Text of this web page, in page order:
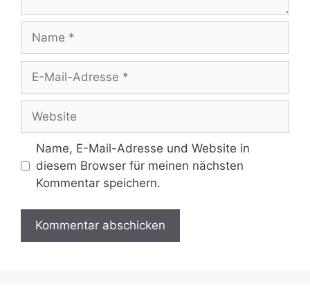
Mail-
Adresse
Name, E-Mail-Adresse und Website in
diesem Browser für meinen nächsten
Kommentar speichern.